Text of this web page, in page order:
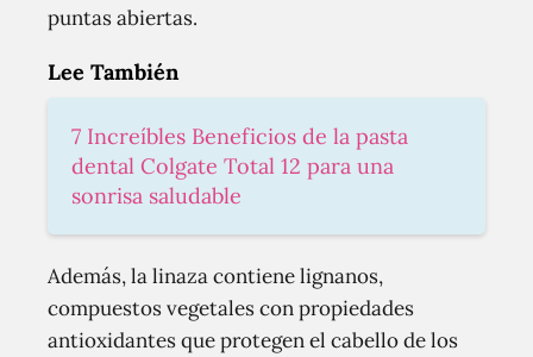
puntas abiertas.
Lee También
7 Increíbles Beneficios de la pasta
dental Colgate Total 12 para una
sonrisa saludable
Además, la linaza contiene lignanos,
compuestos vegetales con propiedades
antioxidantes que protegen el cabello de los